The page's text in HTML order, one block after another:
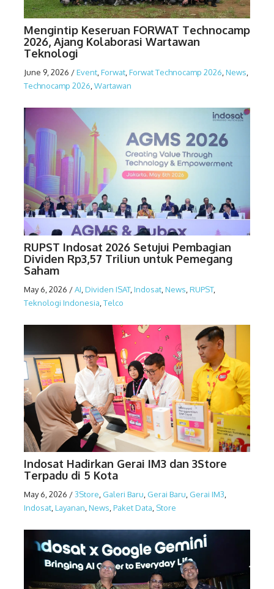
Mengintip Keseruan FORWAT Technocamp
2026, Ajang Kolaborasi Wartawan
Teknologi
June 9, 2026 /Event,Forwat,Forwat Technocamp 2026,News,
Technocamp 2026,Wartawan
RUPST Indosat 2026 Setujui Pembagian
Dividen Rp3,57 Triliun untuk Pemegang
Saham
May 6, 2026 /AI Dividen ISAT, Indosat News RUPST,
Teknologi Indonesia Telco
Indosat Hadirkan Gerai IM3 dan 3Store
Terpadu di 5 Kota
May 6, 2026 /3Store Galeri Baru Gerai Baru Gerai IM3
Indosat Layanan News Paket Data Store